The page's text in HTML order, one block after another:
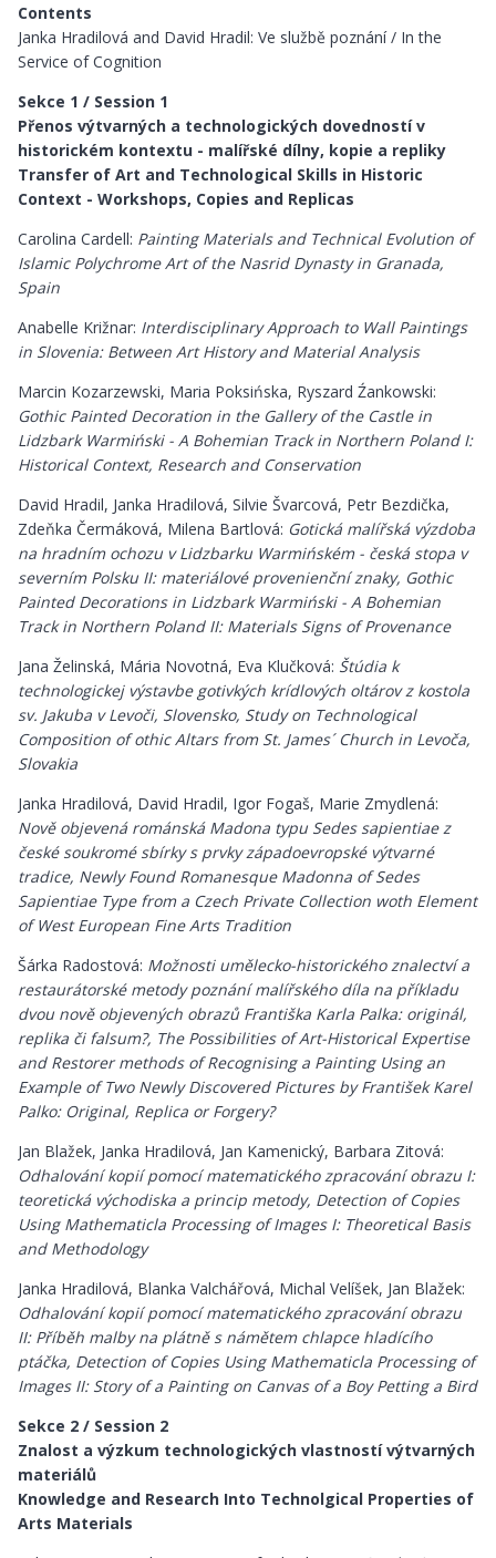
Contents
Janka Hradilová and David Hradil: Ve službě poznání / In the
Service of Cognition
Sekce 1 / Session 1
Přenos výtvarných a technologických dovedností v
historickém kontextu - malířské dílny, kopie a repliky
Transfer of Art and Technological Skills in Historic
Context - Workshops, Copies and Replicas
Carolina Cardell: Painting Materials and Technical Evolution of
Islamic Polychrome Art of the Nasrid Dynasty in Granada,
Spain
Anabelle Križnar: Interdisciplinary Approach to Wall Paintings
in Slovenia: Between Art History and Material Analysis
Marcin Kozarzewski, Maria Poksińska, Ryszard Źankowski:
Gothic Painted Decoration in the Gallery of the Castle in
Lidzbark Warmiński - A Bohemian Track in Northern Poland I:
Historical Context, Research and Conservation
David Hradil, Janka Hradilová, Silvie Švarcová, Petr Bezdička,
Zdeňka Čermáková, Milena Bartlová: Gotická malířská výzdoba
na hradním ochozu v Lidzbarku Warmińském - česká stopa v
severním Polsku II: materiálové provenienční znaky, Gothic
Painted Decorations in Lidzbark Warmiński - A Bohemian
Track in Northern Poland II: Materials Signs of Provenance
Jana Želinská, Mária Novotná, Eva Klučková: Štúdia k
technologickej výstavbe gotivkých krídlových oltárov z kostola
sv. Jakuba v Levoči, Slovensko, Study on Technological
Composition of othic Altars from St. James´ Church in Levoča,
Slovakia
Janka Hradilová, David Hradil, Igor Fogaš, Marie Zmydlená:
Nově objevená románská Madona typu Sedes sapientiae z
české soukromé sbírky s prvky západoevropské výtvarné
tradice, Newly Found Romanesque Madonna of Sedes
Sapientiae Type from a Czech Private Collection woth Element
of West European Fine Arts Tradition
Šárka Radostová: Možnosti umělecko-historického znalectví a
restaurátorské metody poznání malířského díla na příkladu
dvou nově objevených obrazů Františka Karla Palka: originál,
replika či falsum?, The Possibilities of Art-Historical Expertise
and Restorer methods of Recognising a Painting Using an
Example of Two Newly Discovered Pictures by František Karel
Palko: Original, Replica or Forgery?
Jan Blažek, Janka Hradilová, Jan Kamenický, Barbara Zitová:
Odhalování kopií pomocí matematického zpracování obrazu I:
teoretická východiska a princip metody, Detection of Copies
Using Mathematicla Processing of Images I: Theoretical Basis
and Methodology
Janka Hradilová, Blanka Valchářová, Michal Velíšek, Jan Blažek:
Odhalování kopií pomocí matematického zpracování obrazu
II: Příběh malby na plátně s námětem chlapce hladícího
ptáčka, Detection of Copies Using Mathematicla Processing of
Images II: Story of a Painting on Canvas of a Boy Petting a Bird
Sekce 2 / Session 2
Znalost a výzkum technologických vlastností výtvarných
materiálů
Knowledge and Research Into Technolgical Properties of
Arts Materials